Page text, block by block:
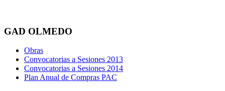
GAD OLMEDO
Obras
Convocatorias a Sesiones 2013
Convocatorias a Sesiones 2014
Plan Anual de Compras PAC